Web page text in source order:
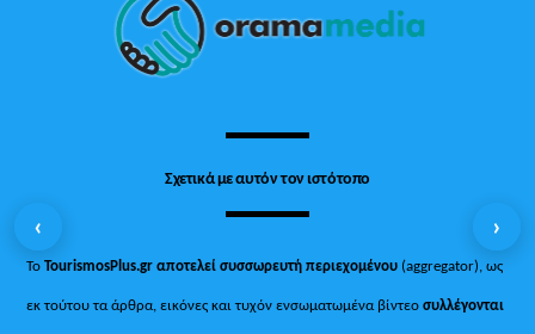
Top
Σχετικά με αυτόν τον ιστότοπο
ΤοTourismosPlus.gr αποτελεί συσσωρευτή περιεχομένου (aggregator), ως
εκ τούτου τα άρθρα, εικόνες και τυχόν ενσωματωμένα βίντεοσυλλέγονται
‹ ›